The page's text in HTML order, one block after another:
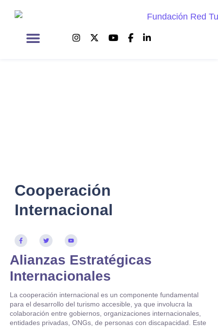
Cooperación
Internacional
Alianzas Estratégicas
Internacionales
La cooperación internacional es un componente fundamental
para el desarrollo del turismo accesible, ya que involucra la
colaboración entre gobiernos, organizaciones internacionales,
entidades privadas, ONGs, de personas con discapacidad. Este